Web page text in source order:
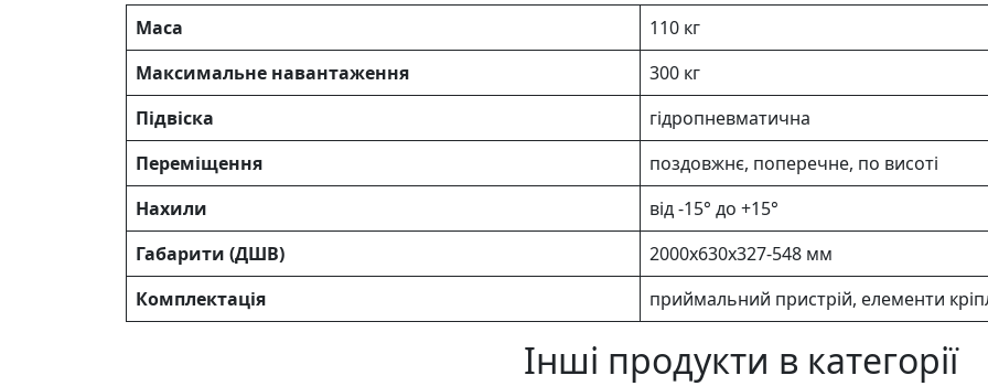
Маса
110 кг
Максимальне навантаження
300 кг
Підвіска
гідропневматична
Переміщення
поздовжнє, поперечне, по висоті
Нахили
від -15° до +15°
Габарити (ДШВ)
2000х630х327-548 мм
Комплектація
приймальний пристрій, елементи
Інші продукти в категорії